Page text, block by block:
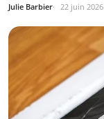
Julie Barbier 22 juin 2026